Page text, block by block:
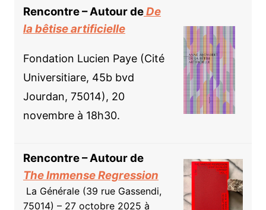
Rencontre – Autour deDe
la bêtise artificielle
Fondation Lucien Paye (Cité
Universitiare, 45b bvd
Jourdan, 75014), 20
novembre à 18h30.
Rencontre – Autour de
The Immense Regression
La Générale (39 rue Gassendi,
75014) – 27 octobre 2025 à